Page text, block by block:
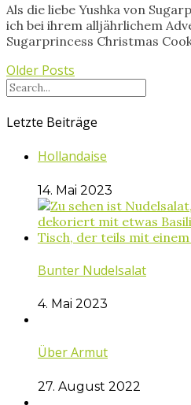
Als die liebe Yushka von
ich bei ihrem alljährlichem
Sugarprincess Christmas
Older Posts
Letzte Beiträge
Hollandaise
14. Mai 2023
Bunter Nudelsalat
4. Mai 2023
Über Armut
27. August 2022